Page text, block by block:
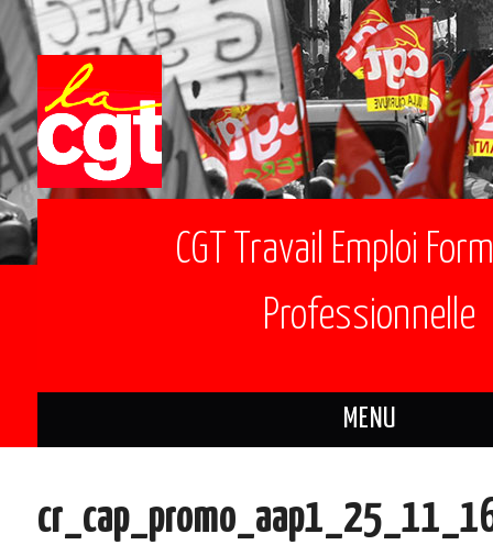
CGT Travail Emploi
Professionnelle
MENU
INSTANCES – ELU/ES CGT